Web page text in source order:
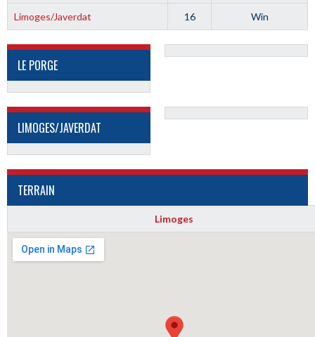
Limoges/Javerdat 16 Win
LE PORGE
LIMOGES/JAVERDAT
TERRAIN
Limoges